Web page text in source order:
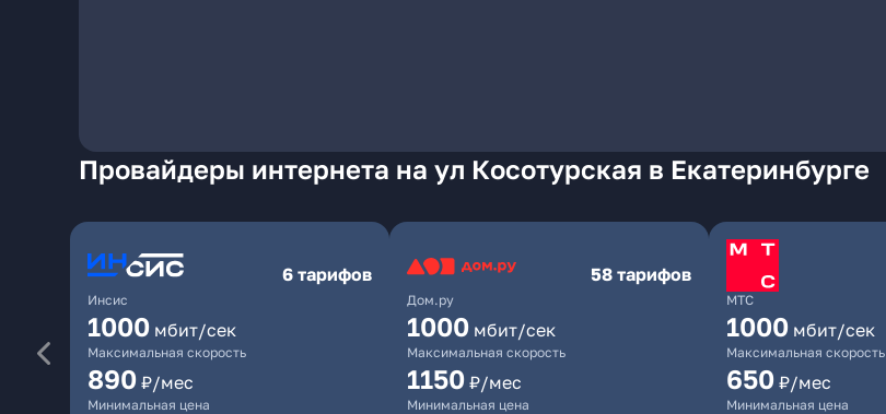
Провайдеры интернета на ул Косотурская в Екатеринбурге
Инсис
6 тарифов
1000 мбит/сек
Максимальная скорость
890 ₽/мес
Минимальная цена
Дом.ру
58 тарифов
1000 мбит/сек
Максимальная скорость
1150 ₽/мес
Минимальная цена
МТС
1000 мбит/сек
Максимальная скорость
650 ₽/мес
Минимальная цена